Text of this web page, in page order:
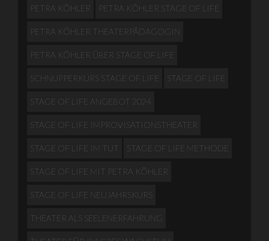
PETRA KÖHLER PETRA KÖHLER STAGE OF LIFE
PETRA KÖHLER THEATERPÄDAGOGIN
PETRA KÖHLER ÜBER STAGE OF LIFE
SCHNUPPERKURS STAGE OF LIFE STAGE OF LIFE
STAGE OF LIFE ANGEBOT 2024
STAGE OF LIFE IMPROVISATIONSTHEATER
STAGE OF LIFE IM TUT STAGE OF LIFE METHODE
STAGE OF LIFE MIT PETRA KÖHLER
STAGE OF LIFE NEUJAHRSKURS
THEATER ALS SEELENERFAHRUNG